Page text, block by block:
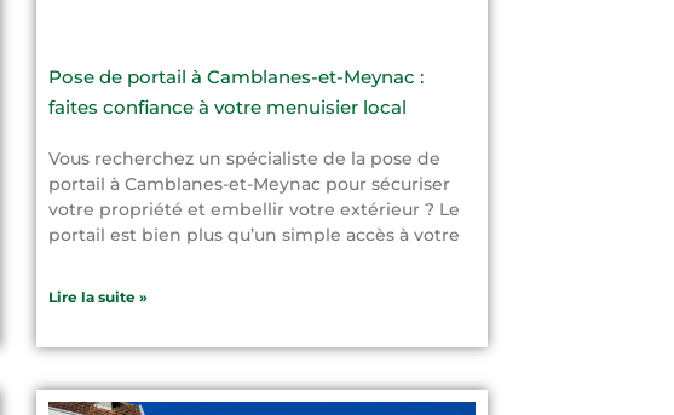
Pose de portail à Camblanes-et-Meynac :
faites confiance à votre menuisier local
Vous recherchez un spécialiste de la pose de
portail à Camblanes-et-Meynac pour sécuriser
votre propriété et embellir votre extérieur ? Le
portail est bien plus qu’un simple accès à votre
Lire la suite »